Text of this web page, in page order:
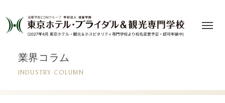
業界コラム
INDUSTRY COLUMN